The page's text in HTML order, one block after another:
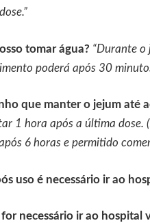
tomar água? “Durante o
poderá após 30
que manter o jejum até
1 hora após a última dose.
6 horas e permitido
uso é necessário ir ao
for necessário ir ao hospital